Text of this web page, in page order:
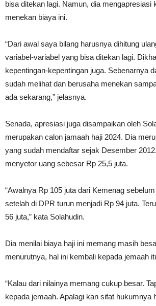
bisa ditekan lagi. Namun, dia mengapresiasi
menekan biaya ini.
“Dari awal saya bilang harusnya dihitung
variabel-variabel yang bisa ditekan lagi.
kepentingan-kepentingan juga. Sebenarnya
sudah melihat dan berusaha menekan
ada sekarang,” jelasnya.
Senada, apresiasi juga disampaikan oleh
merupakan calon jamaah haji 2024. Dia
yang sudah mendaftar sejak Desember
menyetor uang sebesar Rp 25,5 juta.
“Awalnya Rp 105 juta dari Kemenag
setelah di DPR turun menjadi Rp 94 juta.
56 juta,” kata Solahudin.
Dia menilai biaya haji ini memang masih
menurutnya, hal ini kembali kepada jemaah
“Kalau dari nilainya memang cukup besar.
kepada jemaah. Apalagi kan sifat hukumnya